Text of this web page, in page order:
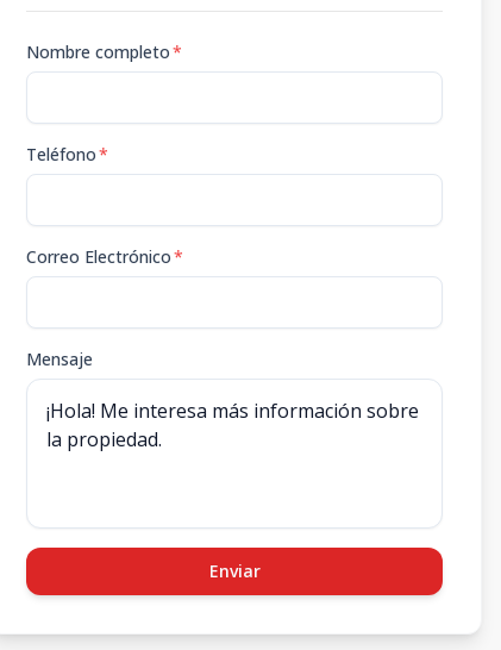
Nombre completo*
Teléfono*
Correo Electrónico*
Mensaje
Enviar